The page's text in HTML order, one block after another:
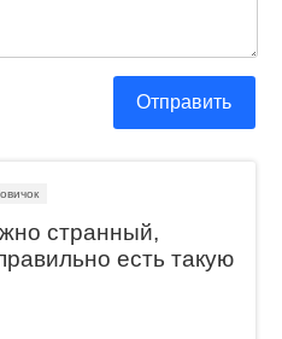
Отправить
странный,
есть такую